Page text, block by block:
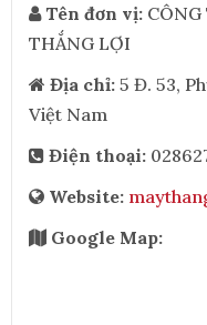
Tên đơn vị: CÔNG
THẮNG LỢI
Địa chỉ: 5 Đ. 53,
Việt Nam
Điện thoại:
Website:
Google Map: